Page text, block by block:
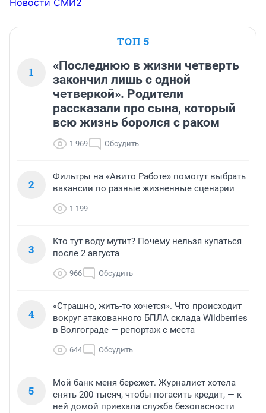
Новости СМИ2
ТОП 5
1
«Последнюю в жизни четверть
закончил лишь с одной
четверкой». Родители
рассказали про сына, который
всю жизнь боролся с раком
1 969 Обсудить
2
Фильтры на «Авито Работе» помогут выбрать
вакансии по разные жизненные сценарии
1 199
3
Кто тут воду мутит? Почему нельзя купаться
после 2 августа
966 Обсудить
4
«Страшно, жить-то хочется». Что происходит
вокруг атакованного БПЛА склада Wildberries
в Волгограде — репортаж с места
644 Обсудить
5
Мой банк меня бережет. Журналист хотела
снять 200 тысяч, чтобы погасить кредит, — к
ней домой приехала служба безопасности